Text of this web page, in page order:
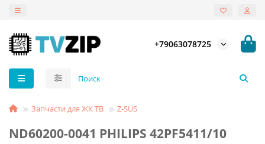
+79063078725
Запчасти для ЖК ТВ Z-SUS
ND60200-0041 PHILIPS 42PF5411/10